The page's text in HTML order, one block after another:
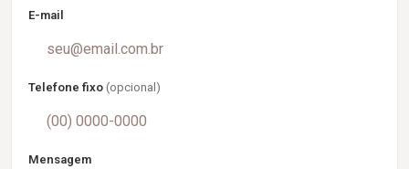
E-mail
Telefone fixo (opcional)
Mensagem